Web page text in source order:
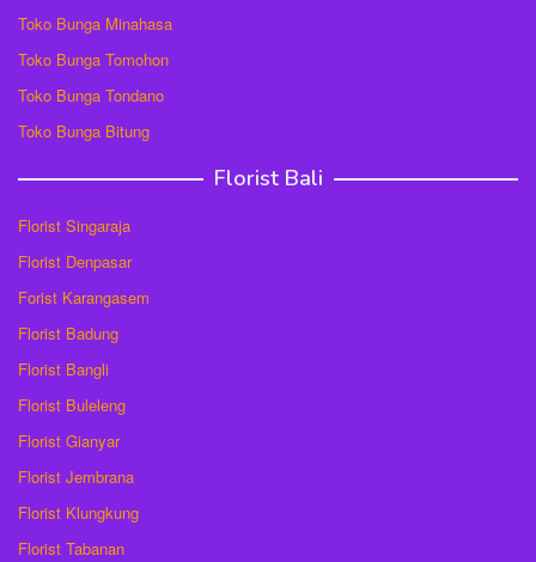
Toko Bunga Minahasa
Toko Bunga Tomohon
Toko Bunga Tondano
Toko Bunga Bitung
Florist Bali
Florist Singaraja
Florist Denpasar
Forist Karangasem
Florist Badung
Florist Bangli
Florist Buleleng
Florist Gianyar
Florist Jembrana
Florist Klungkung
Florist Tabanan